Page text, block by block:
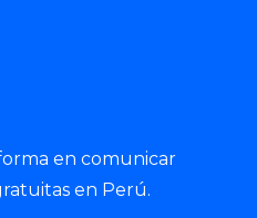
en comunicar
en Perú.